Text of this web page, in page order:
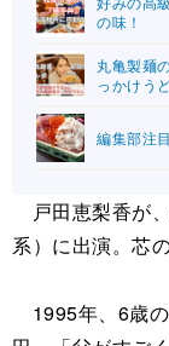
の味！
丸亀製麺
っかけう
編集部注
戸田恵梨香が
系）に出演。芯
1995年、6歳